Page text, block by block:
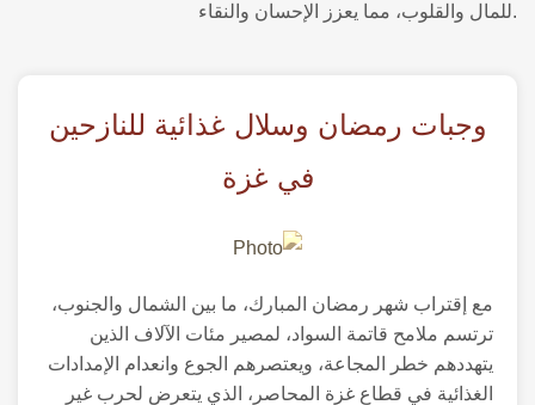
للمال والقلوب، مما يعزز الإحسان والنقاء.
وجبات رمضان وسلال غذائية للنازحين
في غزة
مع إقتراب شهر رمضان المبارك، ما بين الشمال والجنوب،
ترتسم ملامح قاتمة السواد، لمصير مئات الآلاف الذين
يتهددهم خطر المجاعة، ويعتصرهم الجوع وانعدام الإمدادات
الغذائية في قطاع غزة المحاصر، الذي يتعرض لحرب غير